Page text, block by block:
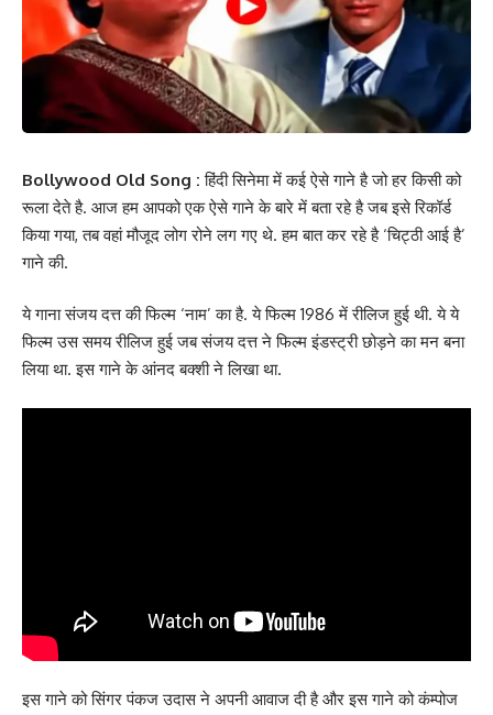
Bollywood Old Song :हिंदी सिनेमा में कई ऐसे गाने है जो हर किसी को
रूला देते है. आज हम आपको एक ऐसे गाने के बारे में बता रहे है जब इसे रिकॉर्ड
किया गया, तब वहां मौजूद लोग रोने लग गए थे. हम बात कर रहे है ‘चिट्ठी आई है’
गाने की.
ये गाना संजय दत्त की फिल्म ‘नाम’ का है. ये फिल्म 1986 में रीलिज हुई थी. ये ये
फिल्म उस समय रीलिज हुई जब संजय दत्त ने फिल्म इंडस्ट्री छोड़ने का मन बना
लिया था. इस गाने के आंनद बक्शी ने लिखा था.
इस गाने को सिंगर पंकज उदास ने अपनी आवाज दी है और इस गाने को कंम्पोज